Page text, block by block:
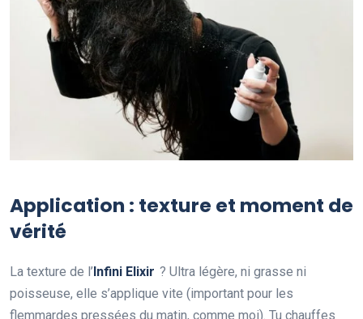
Application : texture et moment de
vérité
La texture de l’Infini Elixir ? Ultra légère, ni grasse ni
poisseuse, elle s’applique vite (important pour les
flemmardes pressées du matin, comme moi). Tu chauffes